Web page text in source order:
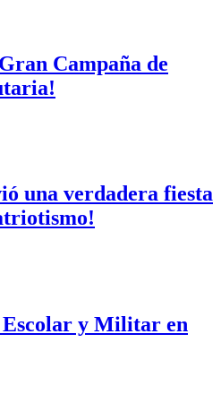
Campaña de
una verdadera fiesta
Escolar y Militar en